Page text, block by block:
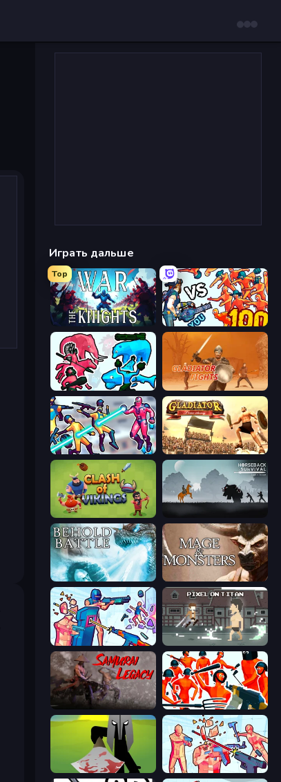
Играть дальше
Top
War the Knights Horde Killer: You vs 100
Funny Battle Simulator 2 Gladiator Fights
Hero 3: Flying Robot Gladiator: True Story
Clash of Vikings Horseback Survival
Behold Battle Mage and Monsters
Time Shooter 3: SWAT Pixel on Titan: AoT
Samurai Legacy Funny Shooter - Destroy All
Kill The Spartan Time Shooter 2